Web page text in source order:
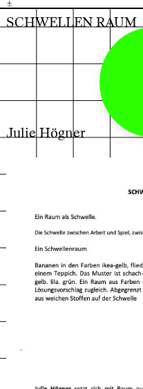
±
SCHWELLEN RAUM
Julie Högner
←
H